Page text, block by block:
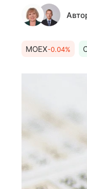
MOEX-0.04%